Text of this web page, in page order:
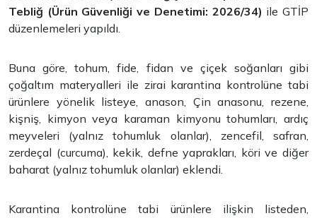
Tebliğ (Ürün Güvenliği ve Denetimi: 2026/34) ile GTİP
düzenlemeleri yapıldı.
Buna göre, tohum, fide, fidan ve çiçek soğanları gibi
çoğaltım materyalleri ile zirai karantina kontrolüne tabi
ürünlere yönelik listeye, anason, Çin anasonu, rezene,
kişniş, kimyon veya karaman kimyonu tohumları, ardıç
meyveleri (yalnız tohumluk olanlar), zencefil, safran,
zerdeçal (curcuma), kekik, defne yaprakları, köri ve diğer
baharat (yalnız tohumluk olanlar) eklendi.
Karantina kontrolüne tabi ürünlere ilişkin listeden,